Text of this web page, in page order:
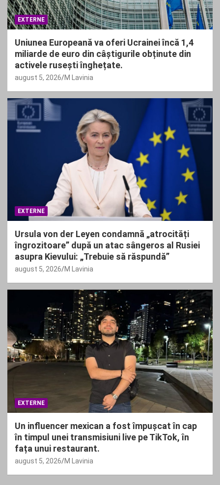
EXTERNE
Uniunea Europeană va oferi Ucrainei încă 1,4
miliarde de euro din câștigurile obținute din
activele rusești înghețate.
august 5, 2026 M Lavinia
EXTERNE
Ursula von der Leyen condamnă „atrocități
îngrozitoare” după un atac sângeros al Rusiei
asupra Kievului: „Trebuie să răspundă”
august 5, 2026 M Lavinia
EXTERNE
Un influencer mexican a fost împușcat în cap
în timpul unei transmisiuni live pe TikTok, în
fața unui restaurant.
august 5, 2026 M Lavinia